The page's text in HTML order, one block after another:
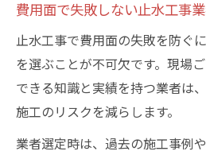
費用面で失敗しない止水工事
止水工事で費用面の失敗を防ぐ
を選ぶことが不可欠です。現場
できる知識と実績を持つ業者は
施工のリスクを減らします。
業者選定時は、過去の施工事例